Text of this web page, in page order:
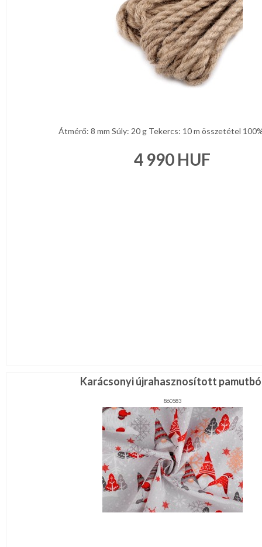
Átmérő: 8 mm Súly: 20 g Tekercs: 10 m összetétel
4 990 HUF
Karácsonyi újrahasznosított
860583